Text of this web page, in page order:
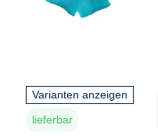
Varianten anzeigen
lieferbar